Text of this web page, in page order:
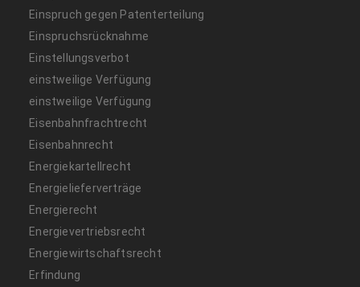
Einspruch gegen Patenterteilung
Einspruchsrücknahme
Einstellungsverbot
einstweilige Verfügung
einstweilige Verfügung
Eisenbahnfrachtrecht
Eisenbahnrecht
Energiekartellrecht
Energielieferverträge
Energierecht
Energievertriebsrecht
Energiewirtschaftsrecht
Erfindung